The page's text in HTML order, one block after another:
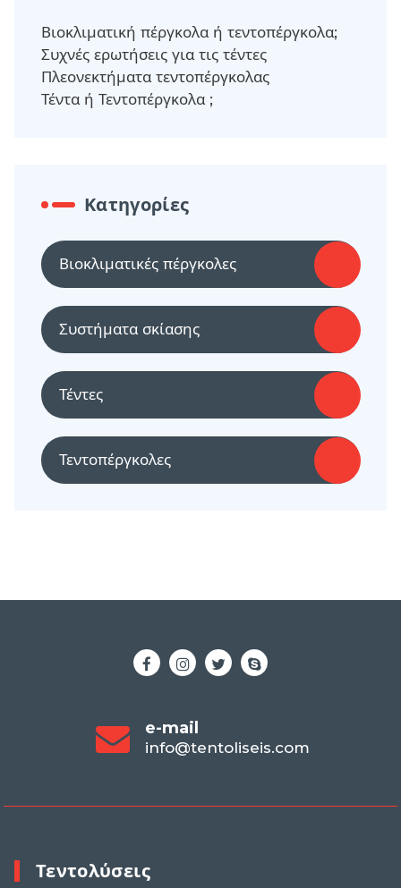
Βιοκλιματική πέργκολα ή τεντοπέργκολα;
Συχνές ερωτήσεις για τις τέντες
Πλεονεκτήματα τεντοπέργκολας
Τέντα ή Τεντοπέργκολα ;
Κατηγορίες
Βιοκλιματικές πέργκολες
Συστήματα σκίασης
Τέντες
Τεντοπέργκολες
e-mail
info@tentoliseis.com
Τεντολύσεις